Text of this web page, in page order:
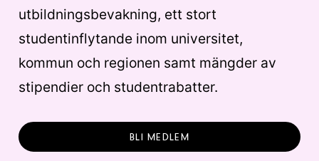
utbildningsbevakning, ett stort
studentinflytande inom universitet,
kommun och regionen samt mängder av
stipendier och studentrabatter.
BLI MEDLEM